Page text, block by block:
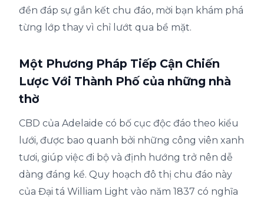
đền đáp sự gắn kết chu đáo, mời bạn khám phá
từng lớp thay vì chỉ lướt qua bề mặt.
Một Phương Pháp Tiếp Cận Chiến
Lược Với Thành Phố của những nhà
thờ
CBD của Adelaide có bố cục độc đáo theo kiểu
lưới, được bao quanh bởi những công viên xanh
tươi, giúp việc đi bộ và định hướng trở nên dễ
dàng đáng kể. Quy hoạch đô thị chu đáo này
của Đại tá William Light vào năm 1837 có nghĩa